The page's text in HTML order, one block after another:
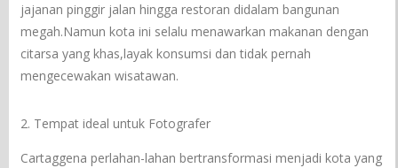
jajanan pinggir jalan hingga restoran didalam bangunan
megah.Namun kota ini selalu menawarkan makanan dengan
citarsa yang khas,layak konsumsi dan tidak pernah
mengecewakan wisatawan.
2. Tempat ideal untuk Fotografer
Cartaggena perlahan-lahan bertransformasi menjadi kota yang